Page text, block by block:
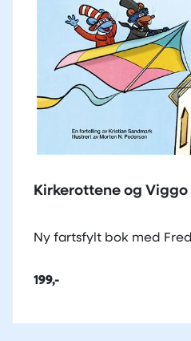
Kirkerottene og
Ny fartsfylt bok med
199,-